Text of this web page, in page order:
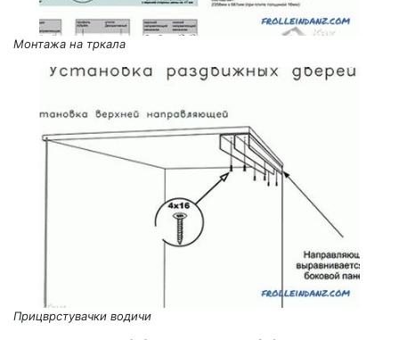
Монтажа на тркала
Прицврстувачки водичи